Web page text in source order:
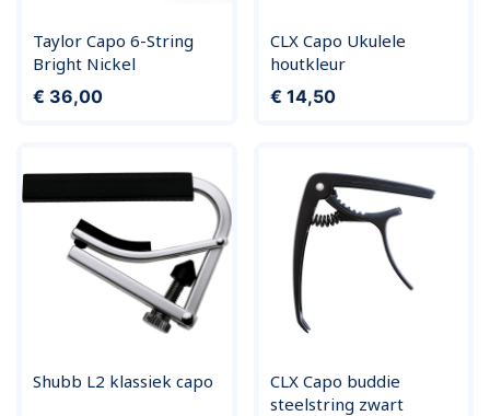
Taylor Capo 6-String
Bright Nickel
Prijs
€ 36,00
CLX Capo Ukulele
houtkleur
Prijs
€ 14,50
Shubb L2 klassiek capo
CLX Capo buddie
steelstring zwart